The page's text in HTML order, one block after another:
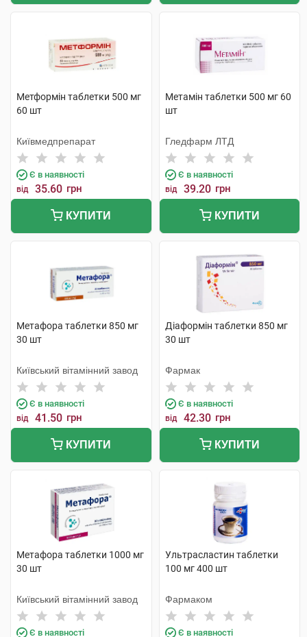
Метформін таблетки 500 мг
60 шт
Київмедпрепарат
Є в наявності
від 35.60 грн
КУПИТИ
Метамін таблетки 500 мг 60
шт
Гледфарм ЛТД
Є в наявності
від 39.20 грн
КУПИТИ
Метафора таблетки 850 мг
30 шт
Київський вітамінний завод
Є в наявності
від 41.50 грн
КУПИТИ
Діаформін таблетки 850 мг
30 шт
Фармак
Є в наявності
від 42.30 грн
КУПИТИ
Метафора таблетки 1000 мг
30 шт
Київський вітамінний завод
Є в наявності
Ультрасластин таблетки
100 мг 400 шт
Фармаком
Є в наявності